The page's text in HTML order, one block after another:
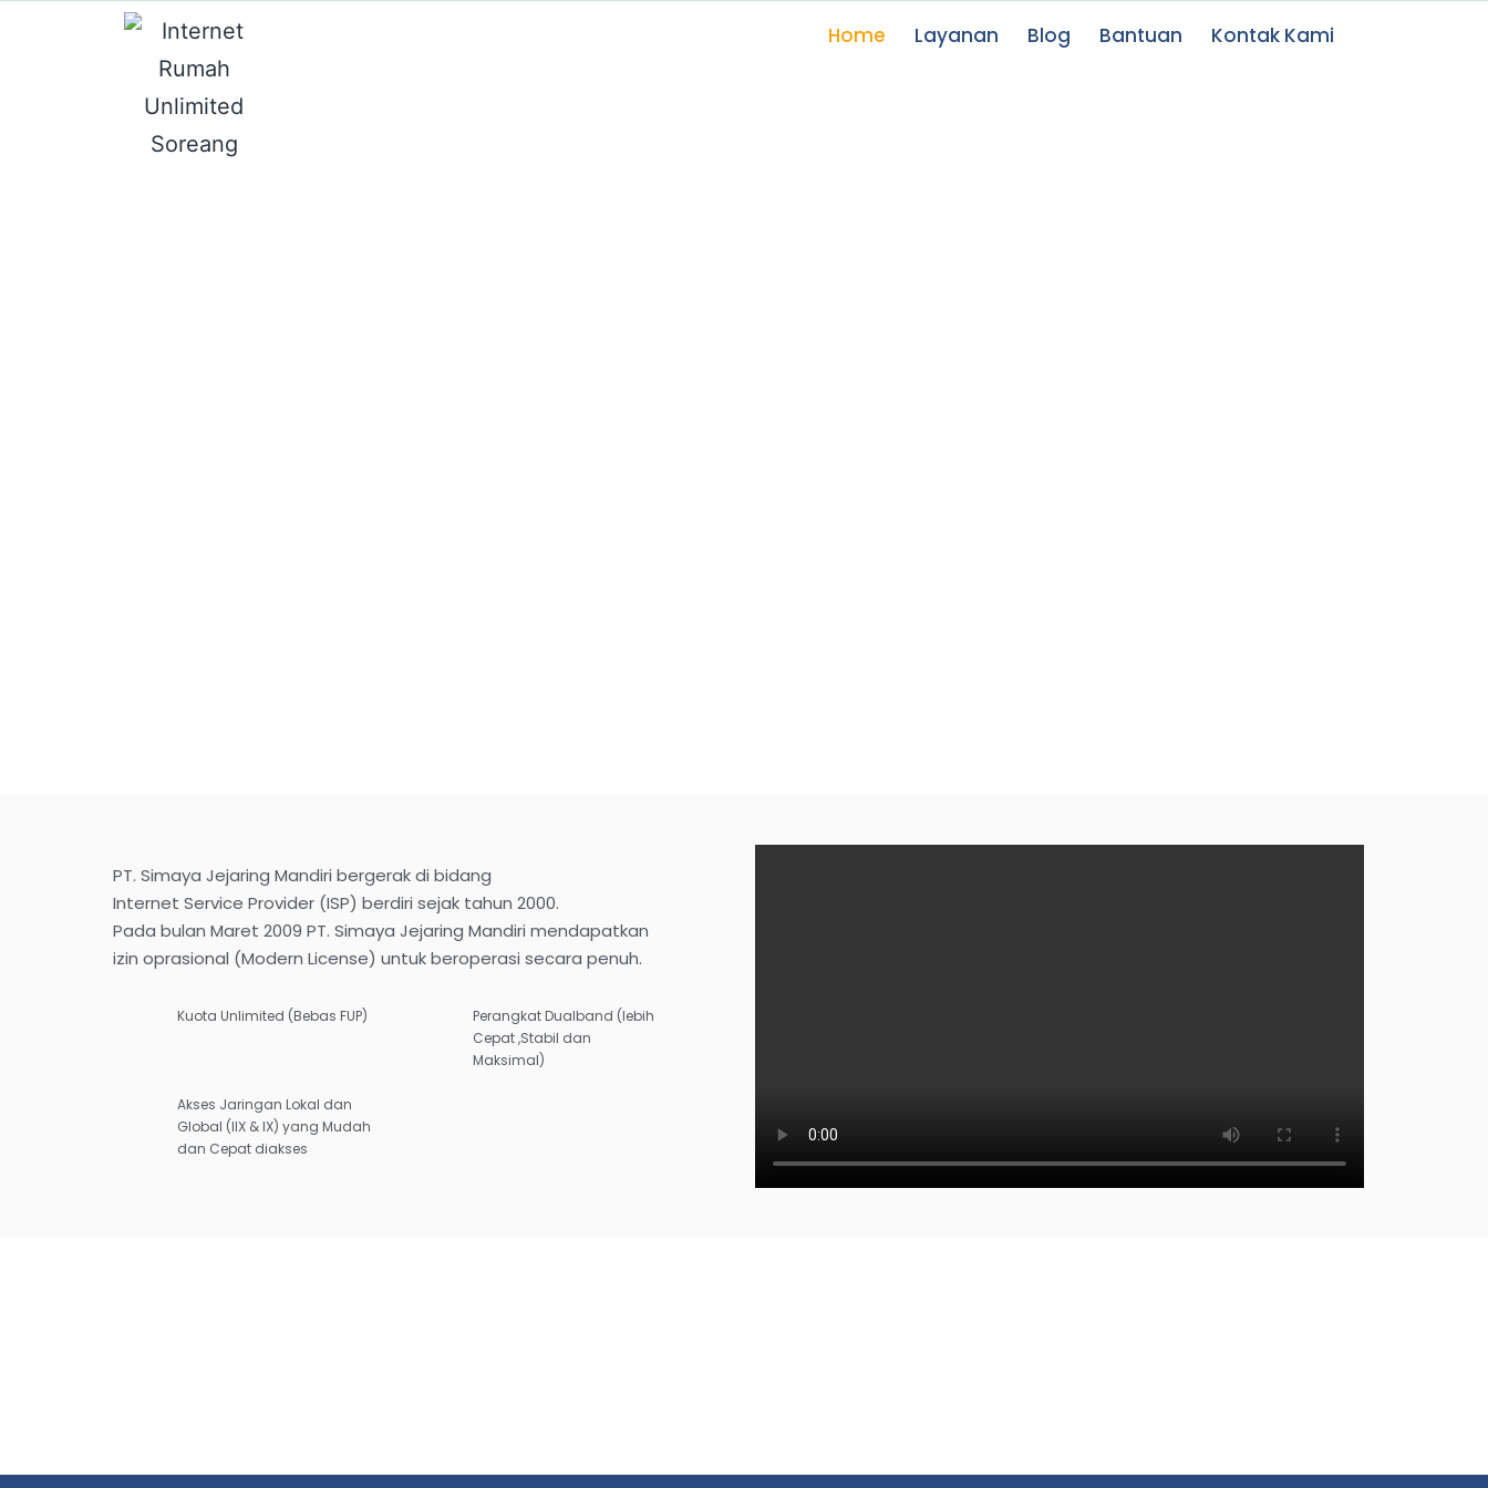
Home Layanan Blog Bantuan Kontak Kami
PT. Simaya Jejaring Mandiri bergerak di bidang
Internet Service Provider (ISP) berdiri sejak tahun 2000.
Pada bulan Maret 2009 PT. Simaya Jejaring Mandiri mendapatkan
izin oprasional (Modern License) untuk beroperasi secara penuh.
Kuota Unlimited (Bebas FUP)
Perangkat Dualband (lebih
Cepat ,Stabil dan
Maksimal)
Akses Jaringan Lokal dan
Global (IIX & IX) yang Mudah
dan Cepat diakses